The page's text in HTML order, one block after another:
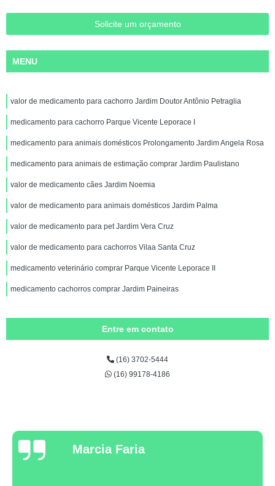
Solicite um orçamento
MENU
valor de medicamento para cachorro Jardim Doutor Antônio Petraglia
medicamento para cachorro Parque Vicente Leporace I
medicamento para animais domésticos Prolongamento Jardim Angela Rosa
medicamento para animais de estimação comprar Jardim Paulistano
valor de medicamento cães Jardim Noemia
valor de medicamento para animais domésticos Jardim Palma
valor de medicamento para pet Jardim Vera Cruz
valor de medicamento para cachorros Vilaa Santa Cruz
medicamento veterinário comprar Parque Vicente Leporace II
medicamento cachorros comprar Jardim Paineiras
Entre em contato
(16) 3702-5444
(16) 99178-4186
Marcia Faria